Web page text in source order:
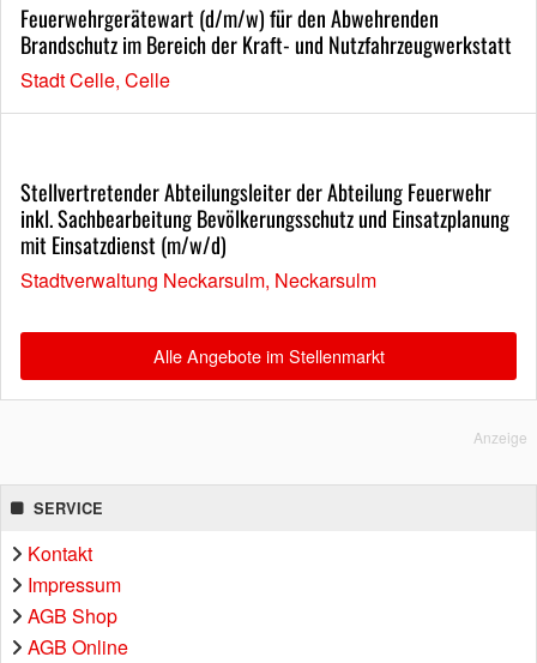
Feuerwehrgerätewart (d/m/w) für den Abwehrenden
Brandschutz im Bereich der Kraft- und Nutzfahrzeugwerkstatt
Stadt Celle, Celle
Stellvertretender Abteilungsleiter der Abteilung Feuerwehr
inkl. Sachbearbeitung Bevölkerungsschutz und Einsatzplanung
mit Einsatzdienst (m/w/d)
Stadtverwaltung Neckarsulm, Neckarsulm
Alle Angebote im Stellenmarkt
Anzeige
SERVICE
Kontakt
Impressum
AGB Shop
AGB Online